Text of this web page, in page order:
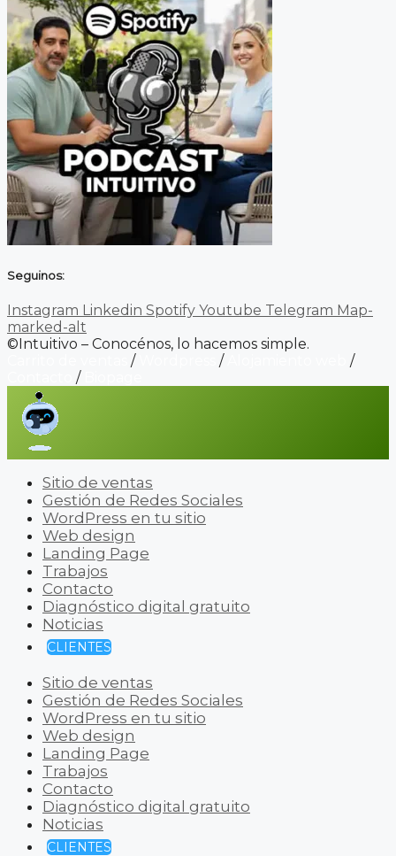
Seguinos:
Instagram Linkedin Spotify Youtube Telegram Map-
marked-alt
©Intuitivo – Conocénos, lo hacemos simple.
/ /
/
/
Sitio de ventas
Gestión de Redes Sociales
WordPress en tu sitio
Web design
Landing Page
Trabajos
Contacto
Diagnóstico digital gratuito
Noticias
CLIENTES
Sitio de ventas
Gestión de Redes Sociales
WordPress en tu sitio
Web design
Landing Page
Trabajos
Contacto
Diagnóstico digital gratuito
Noticias
CLIENTES